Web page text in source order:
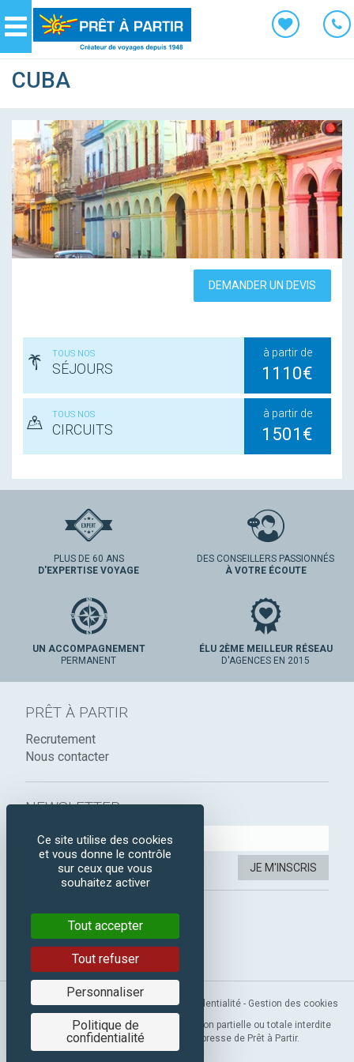
Navigation
CUBA
DEMANDER UN DEVIS
TOUS NOS
SÉJOURS
à partir de
1110€
TOUS NOS
CIRCUITS
à partir de
1501€
PLUS DE 60 ANS
D'EXPERTISE VOYAGE
DES CONSEILLERS PASSIONNÉS
À VOTRE ÉCOUTE
UN ACCOMPAGNEMENT
PERMANENT
ÉLU 2ÈME MEILLEUR RÉSEAU
D'AGENCES EN 2015
PRÊT À PARTIR
Recrutement
Nous contacter
NEWSLETTER :
JE M'INSCRIS
SUIVEZ-NOUS :
Facebook
Instagram
Mentions légales-CGV-Politique de confidentialité - Gestion des cookies
Copyright 2019 © Prêt à Partir. Reproduction partielle ou totale interdite
sans l’autorisation préalable et expresse de Prêt à Partir.
Panneau de gestion des cookies
Ce site utilise des cookies
et vous donne le contrôle
sur ceux que vous
souhaitez activer
Tout accepter
Tout refuser
Personnaliser
Politique de
confidentialité